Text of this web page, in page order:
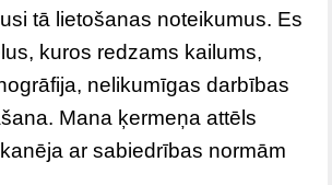
tā lietošanas noteikumus. Es
kuros redzams kailums,
nelikumīgas darbības
Mana ķermeņa attēls
ar sabiedrības normām